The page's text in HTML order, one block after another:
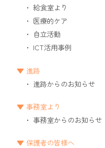
給食室より
医療的ケア
自立活動
ICT活用事例
進路
進路からのお知らせ
事務室より
事務室からのお知らせ
保護者の皆様へ